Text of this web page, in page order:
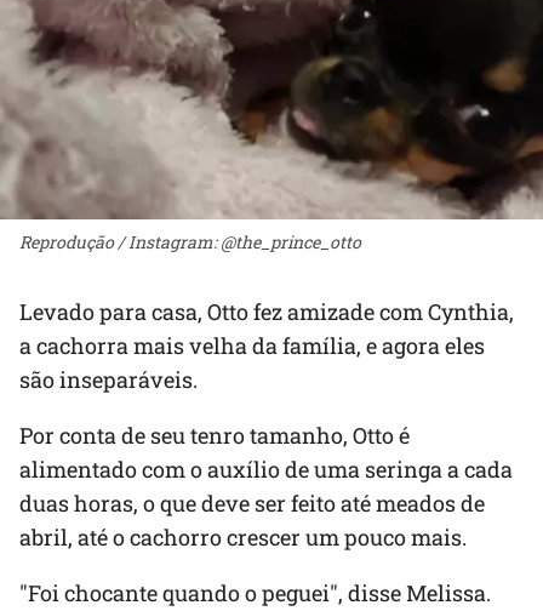
Reprodução / Instagram: @the_prince_otto
Levado para casa, Otto fez amizade com Cynthia,
a cachorra mais velha da família, e agora eles
são inseparáveis.
Por conta de seu tenro tamanho, Otto é
alimentado com o auxílio de uma seringa a cada
duas horas, o que deve ser feito até meados de
abril, até o cachorro crescer um pouco mais.
"Foi chocante quando o peguei", disse Melissa.